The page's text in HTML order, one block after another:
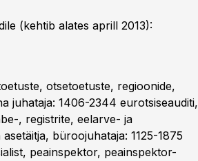
(kehtib alates aprill 2013):
otsetoetuste, regioonide,
juhataja: 1406-2344 eurotsiseauditi,
, registrite, eelarve- ja
büroojuhataja: 1125-1875
peainspektor, peainspektor-